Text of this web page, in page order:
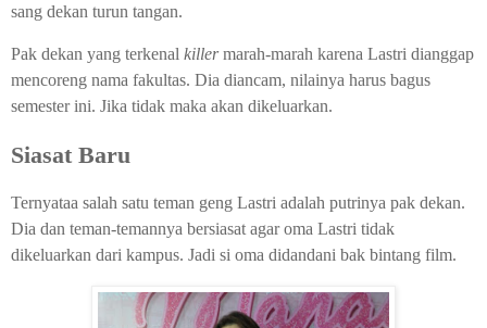
sang dekan turun tangan.
Pak dekan yang terkenal killermarah-marah karena Lastri dianggap
mencoreng nama fakultas. Dia diancam, nilainya harus bagus
semester ini. Jika tidak maka akan dikeluarkan.
Siasat Baru
Ternyataa salah satu teman geng Lastri adalah putrinya pak dekan.
Dia dan teman-temannya bersiasat agar oma Lastri tidak
dikeluarkan dari kampus. Jadi si oma didandani bak bintang film.